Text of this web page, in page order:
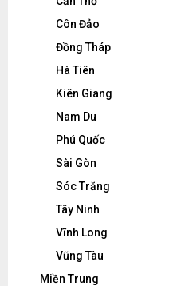
Côn Đảo
Đồng Tháp
Hà Tiên
Kiên Giang
Nam Du
Phú Quốc
Sài Gòn
Sóc Trăng
Tây Ninh
Vĩnh Long
Vũng Tàu
Miền Trung